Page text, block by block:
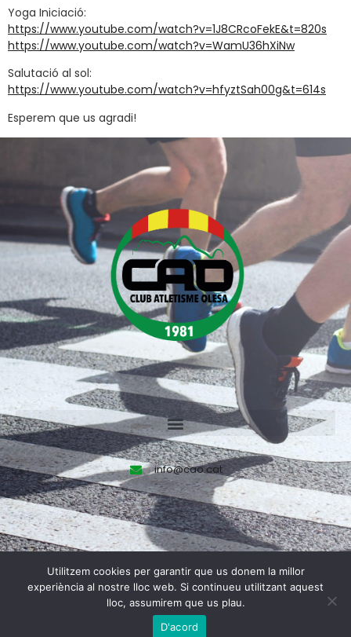
Yoga Iniciació:
https://www.youtube.com/watch?v=1J8CRcoFekE&t=820s
https://www.youtube.com/watch?v=WamU36hXiNw
Salutació al sol:
https://www.youtube.com/watch?v=hfyztSah00g&t=614s
Esperem que us agradi!
info@cao.cat
Made byOlea Creative Studio
Tots els drets reservats © 2023.
Utilitzem cookies per garantir que us donem la millor
experiència al nostre lloc web. Si continueu utilitzant aquest
lloc, assumirem que us plau.
D'acord